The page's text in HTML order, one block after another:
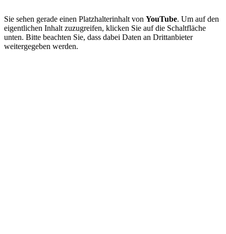
Sie sehen gerade einen Platzhalterinhalt von YouTube. Um auf den
eigentlichen Inhalt zuzugreifen, klicken Sie auf die Schaltfläche
unten. Bitte beachten Sie, dass dabei Daten an Drittanbieter
weitergegeben werden.